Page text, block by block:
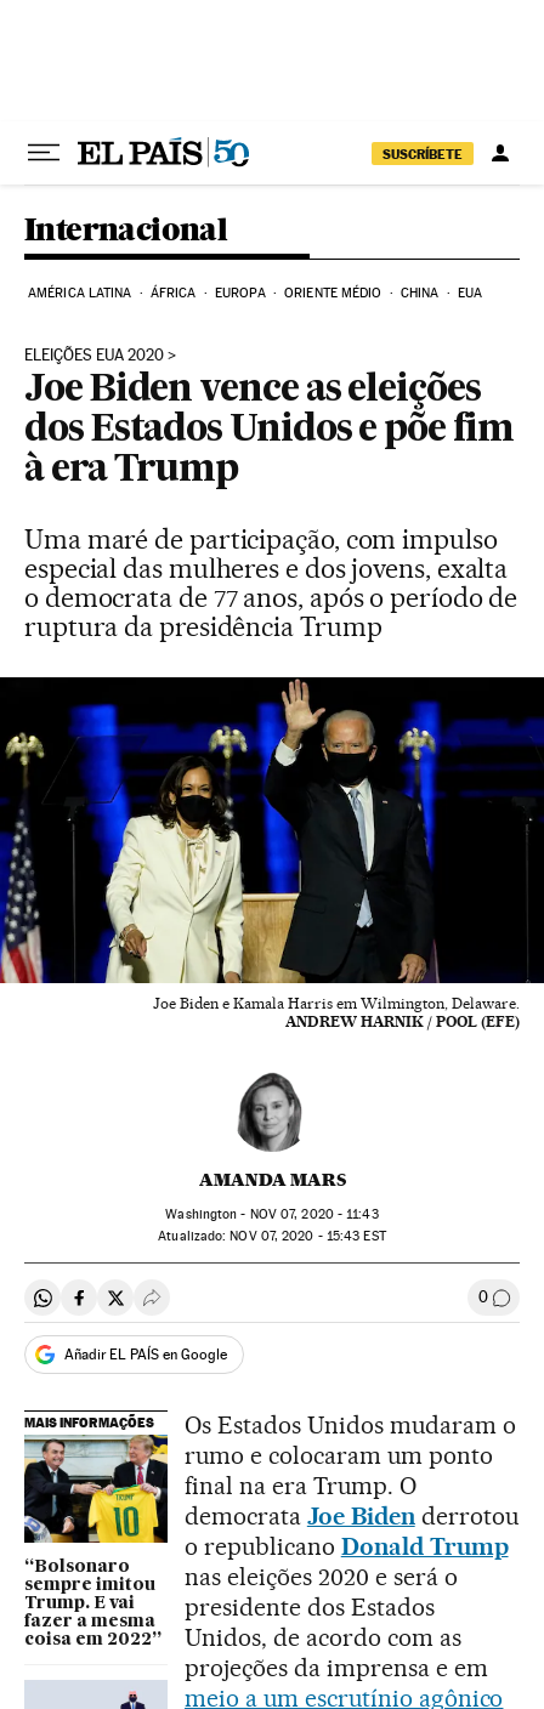
SUSCRÍBETE
Internacional
AMÉRICA LATINA ÁFRICA EUROPA ORIENTE MÉDIO CHINA EUA
ELEIÇÕES EUA 2020
Joe Biden vence as eleições
dos Estados Unidos e põe fim
à era Trump
Uma maré de participação, com impulso
especial das mulheres e dos jovens, exalta
o democrata de 77 anos, após o período de
ruptura da presidência Trump
Joe Biden e Kamala Harris em Wilmington, Delaware.
ANDREW HARNIK / POOL (EFE)
AMANDA MARS
Washington - NOV07, 2020 - 11:43
atualizado: NOV07, 2020 - 15:43 EST
Compartir en Whatsapp
Compartir en Facebook
Compartir en Twitter
Desplegar Redes Sociales 0
Añadir EL PAÍS en Google
MAIS INFORMAÇÕES
“Bolsonaro
sempre imitou
Trump. E vai
fazer a mesma
coisa em 2022”
Os Estados Unidos mudaram o
rumo e colocaram um ponto
final na era Trump. O
democrata Joe Bidenderrotou
o republicano Donald Trump
nas eleições 2020 e será o
presidente dos Estados
Unidos, de acordo com as
projeções da imprensa e em
meio a um escrutínio agônico